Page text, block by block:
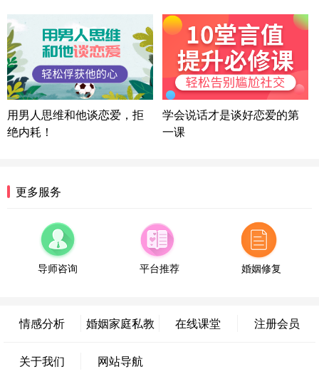
陕西-西安 139****6283
3分钟前
微信用户 喜欢下雨天^ 通过此页面咨询，已获得专属
情感方案
浙江-宁波 150****8921
28分钟前
属情感方案
湖南-长沙 187****3359
山东-青岛 138****9975
7分钟前
微信用户 小任性 通过此页面咨询，已获得专属情感
上海-黄浦 135****7601
24分钟前
案
用男人思维和他谈恋爱，拒
绝内耗！
学会说话才是谈好恋爱的第
一课
更多服务
导师咨询 平台推荐 婚姻修复
情感分析 婚姻家庭私教 在线课堂 注册会员
关于我们 网站导航